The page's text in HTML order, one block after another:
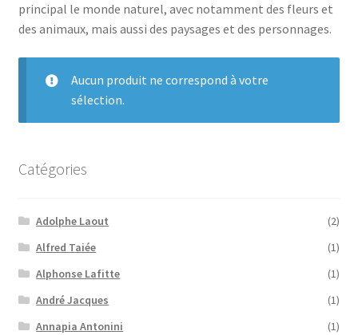
principal le monde naturel, avec notamment des fleurs et
des animaux, mais aussi des paysages et des personnages.
Aucun produit ne correspond à votre
sélection.
Catégories
Adolphe Laout
(2)
Alfred Taiée
(1)
Alphonse Lafitte
(1)
André Jacques
(1)
Annapia Antonini
(1)